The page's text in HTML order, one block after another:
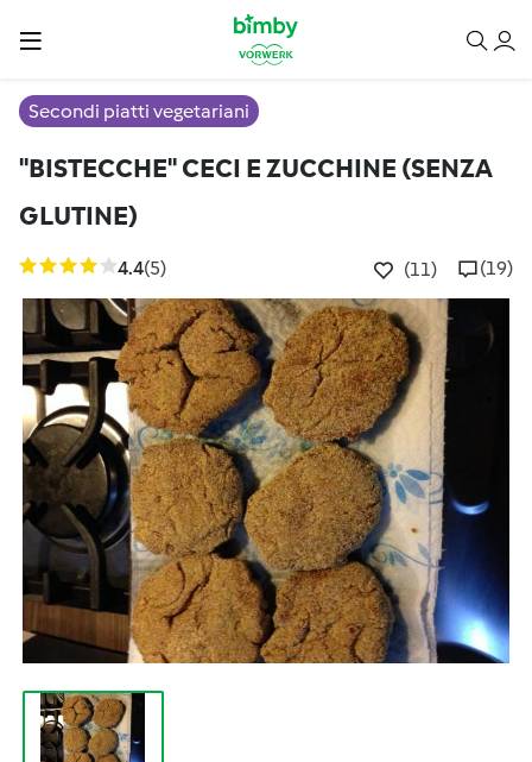
Secondi piatti vegetariani
"BISTECCHE" CECI E ZUCCHINE (SENZA
GLUTINE)
4.4(5) (11) (19)